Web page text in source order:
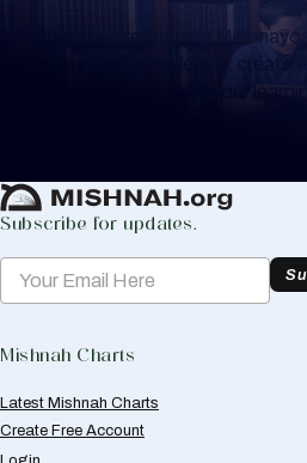
Whether you are learning
or for your own knowledge, create
to help you keep track of your
Subscribe for updates.
Mishnah Charts
Latest Mishnah Charts
Create Free Account